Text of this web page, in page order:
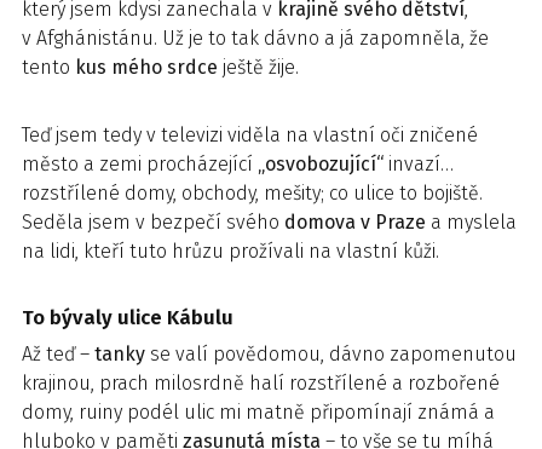
který jsem kdysi zanechala v krajině svého dětství,
v Afghánistánu. Už je to tak dávno a já zapomněla, že
tento kus mého srdce ještě žije.
Teď jsem tedy v televizi viděla na vlastní oči zničené
město a zemi procházející „osvobozující“ invazí…
rozstřílené domy, obchody, mešity; co ulice to bojiště.
Seděla jsem v bezpečí svého domova v Praze a myslela
na lidi, kteří tuto hrůzu prožívali na vlastní kůži.
To bývaly ulice Kábulu
Až teď – tanky se valí povědomou, dávno zapomenutou
krajinou, prach milosrdně halí rozstřílené a rozbořené
domy, ruiny podél ulic mi matně připomínají známá a
hluboko v paměti zasunutá místa – to vše se tu míhá